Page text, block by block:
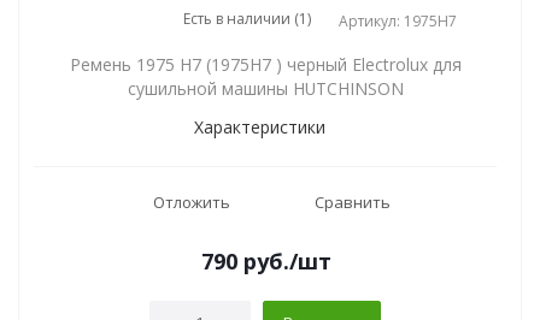
Есть в наличии (1) Артикул: 1975H7
Ремень 1975 H7 (1975H7 ) черный Electrolux для
сушильной машины HUTCHINSON
Характеристики
Отложить Сравнить
790руб./шт